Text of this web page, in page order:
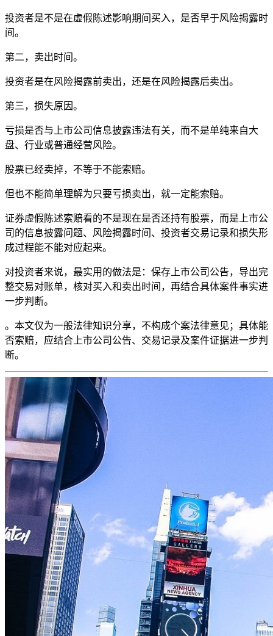
投资者是不是在虚假陈述影响期间买入，是否早于风险揭露时
间。
第二，卖出时间。
投资者是在风险揭露前卖出，还是在风险揭露后卖出。
第三，损失原因。
亏损是否与上市公司信息披露违法有关，而不是单纯来自大
盘、行业或普通经营风险。
股票已经卖掉，不等于不能索赔。
但也不能简单理解为只要亏损卖出，就一定能索赔。
证券虚假陈述索赔看的不是现在是否还持有股票，而是上市公
司的信息披露问题、风险揭露时间、投资者交易记录和损失形
成过程能不能对应起来。
对投资者来说，最实用的做法是：保存上市公司公告，导出完
整交易对账单，核对买入和卖出时间，再结合具体案件事实进
一步判断。
。本文仅为一般法律知识分享，不构成个案法律意见；具体能
否索赔，应结合上市公司公告、交易记录及案件证据进一步判
断。